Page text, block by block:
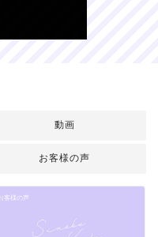
動画
お客様の声
お客様の声